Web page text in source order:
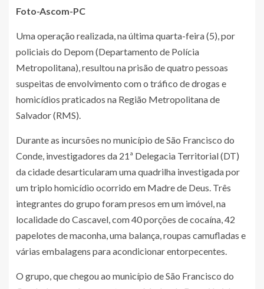
Foto-Ascom-PC
Uma operação realizada, na última quarta-feira (5), por
policiais do Depom (Departamento de Polícia
Metropolitana), resultou na prisão de quatro pessoas
suspeitas de envolvimento com o tráfico de drogas e
homicídios praticados na Região Metropolitana de
Salvador (RMS).
Durante as incursões no município de São Francisco do
Conde, investigadores da 21ª Delegacia Territorial (DT)
da cidade desarticularam uma quadrilha investigada por
um triplo homicídio ocorrido em Madre de Deus. Três
integrantes do grupo foram presos em um imóvel, na
localidade do Cascavel, com 40 porções de cocaína, 42
papelotes de maconha, uma balança, roupas camufladas e
várias embalagens para acondicionar entorpecentes.
O grupo, que chegou ao município de São Francisco do